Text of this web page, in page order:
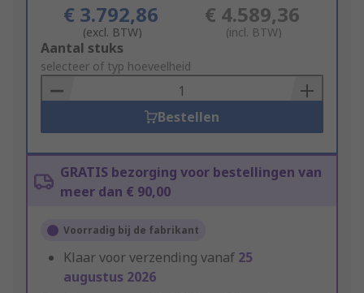
€ 3.792,86
(excl. BTW)
€ 4.589,36
(incl. BTW)
Add
to
Basket
Aantal stuks
selecteer of typ hoeveelheid
Bestellen
GRATIS bezorging voor bestellingen van
meer dan € 90,00
Voorradig bij de fabrikant
Klaar voor verzending vanaf 25
augustus 2026